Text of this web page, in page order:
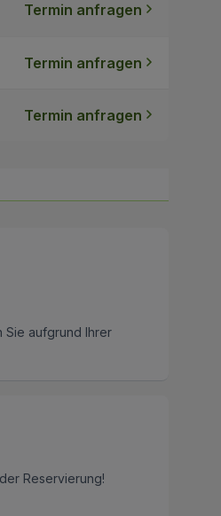
Termin anfragen
Termin anfragen
Termin anfragen
Sie aufgrund Ihrer
Reservierung!